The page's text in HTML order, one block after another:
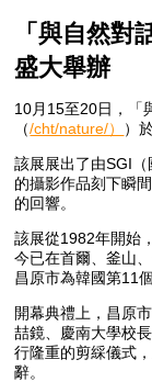
「與自然
盛大舉辦
10月15至20日，「
（/cht/nature/） ）
該展展出了由SGI
的攝影作品刻下瞬
的回響。
該展從1982年開始
今已在首爾、釜山
昌原市為韓國第11
開幕典禮上，昌原
喆鏡、慶南大學校
行隆重的剪綵儀式
辭。